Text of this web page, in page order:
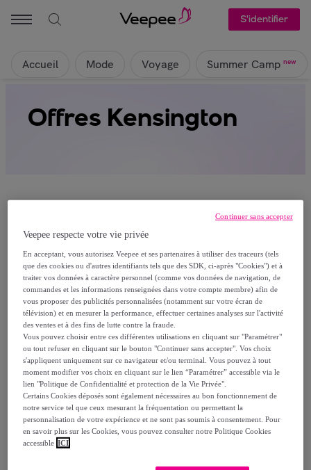
S'identifier
Accueil Mode Voyage Summer Camp new
Offres Kensington
Ça alors, aucun produit n’est actuellement
visible sur cette page
Rejoignez-nous et découvrez les articles réservés à
nos membres.
S'identifier
Veepee respecte votre vie privée
En acceptant, vous autorisez Veepee et ses partenaires à utiliser des traceurs (tels
que des cookies ou d'autres identifiants tels que des SDK, ci-après "Cookies") et à
traiter vos données à caractère personnel (comme vos données de navigation, de
commandes et les informations renseignées dans votre compte membre) afin de
vous proposer des publicités personnalisées (notamment sur votre écran de
télévision) et en mesurer la performance, effectuer certaines analyses sur l'activité
des ventes et à des fins de lutte contre la fraude.
Vous pouvez choisir entre ces différentes utilisations en cliquant sur "Paramétrer"
ou tout refuser en cliquant sur le bouton "Continuer sans accepter". Vos choix
s'appliquent uniquement sur ce navigateur et/ou terminal. Vous pouvez à tout
moment modifier vos choix en cliquant sur le lien “Paramétrer” accessible via le
lien "Politique de Confidentialité et protection de la Vie Privée".
Certains Cookies déposés sont également nécessaires au bon fonctionnement de
notre service tel que ceux mesurant la fréquentation ou permettant la
personnalisation de votre expérience et ne sont pas soumis à consentement. Pour
en savoir plus sur les Cookies, vous pouvez consulter notre Politique Cookies
accessible ICI
Continuer sans accepter